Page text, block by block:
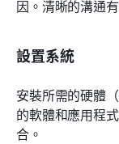
因。清晰的溝通
設置系統
安裝所需的硬體
的軟體和應用程
合。